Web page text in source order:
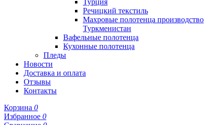
Турция
Речицкий текстиль
Махровые полотенца производство
Туркменистан
Вафельные полотенца
Кухонные полотенца
Пледы
Новости
Доставка и оплата
Отзывы
Контакты
Корзина 0
Избранное 0